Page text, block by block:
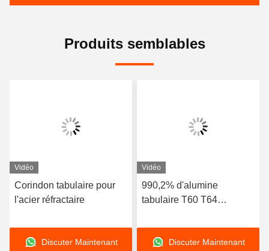
Produits semblables
Vidéo
Corindon tabulaire pour
l'acier réfractaire
Discuter Maintenant
Vidéo
990,2% d'alumine
tabulaire T60 T64
le four à arc électrique
Discuter Maintenant